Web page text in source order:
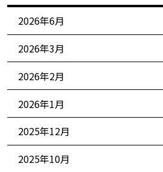
2026年6月
2026年3月
2026年2月
2026年1月
2025年12月
2025年10月